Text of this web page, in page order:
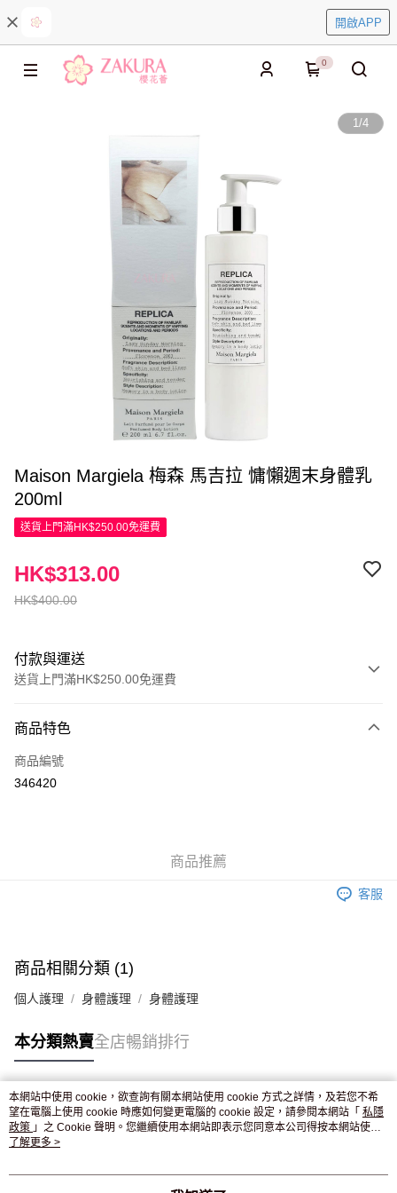
開啟APP
0
1/4
Maison Margiela 梅森 馬吉拉 慵懶週末身體乳
200ml
送貨上門滿HK$250.00免運費
HK$400.00
HK$313.00
付款與運送
送貨上門滿HK$250.00免運費
信用卡
Apple Pay
付款後門市自取，訂單確認後2-4個工作天到店，7天內取。逾期後
商品特色
商品編號
346420
商品推薦
客服
商品相關分類 (1)
個人護理 身體護理 身體護理
本分類熱賣全店暢銷排行
熱門標籤
熱銷排行
本網站中使用 cookie，欲查詢有關本網站使用 cookie 方式之詳情，及若您不希
望在電腦上使用 cookie 時應如何變更電腦的 cookie 設定，請參閱本網站「 私隱
政策 」之 Cookie 聲明。您繼續使用本網站即表示您同意本公司得按本網站使用
條款之 Cookie 聲明使用 cookie。
了解更多 >